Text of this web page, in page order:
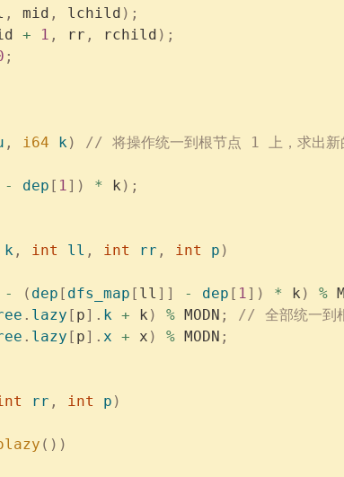
, mid , lchild );
+ 1 , rr , rchild );
;
, i64 k)
// 将操作统一到根节点 1 上，求出
- dep [ 1]) * k );
k, int ll , int rr , int p )
- ( dep [ dfs_map [ ll ]] - dep [ 1]) * k ) %
. lazy [ p]. k + k ) % MODN ;
// 全部统一到
. lazy [ p]. x + x ) % MODN ;
rr , int p )
())